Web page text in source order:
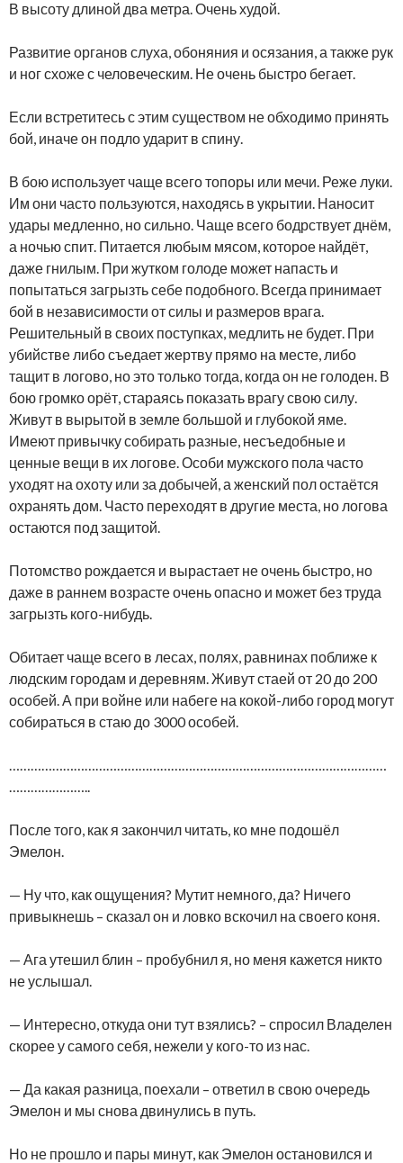
В высоту длиной два метра. Очень худой.
Развитие органов слуха, обоняния и осязания, а также рук
и ног схоже с человеческим. Не очень быстро бегает.
Если встретитесь с этим существом не обходимо принять
бой, иначе он подло ударит в спину.
В бою использует чаще всего топоры или мечи. Реже луки.
Им они часто пользуются, находясь в укрытии. Наносит
удары медленно, но сильно. Чаще всего бодрствует днём,
а ночью спит. Питается любым мясом, которое найдёт,
даже гнилым. При жутком голоде может напасть и
попытаться загрызть себе подобного. Всегда принимает
бой в независимости от силы и размеров врага.
Решительный в своих поступках, медлить не будет. При
убийстве либо съедает жертву прямо на месте, либо
тащит в логово, но это только тогда, когда он не голоден. В
бою громко орёт, стараясь показать врагу свою силу.
Живут в вырытой в земле большой и глубокой яме.
Имеют привычку собирать разные, несъедобные и
ценные вещи в их логове. Особи мужского пола часто
уходят на охоту или за добычей, а женский пол остаётся
охранять дом. Часто переходят в другие места, но логова
остаются под защитой.
Потомство рождается и вырастает не очень быстро, но
даже в раннем возрасте очень опасно и может без труда
загрызть кого-нибудь.
Обитает чаще всего в лесах, полях, равнинах поближе к
людским городам и деревням. Живут стаей от 20 до 200
особей. А при войне или набеге на кокой-либо город могут
собираться в стаю до 3000 особей.
……………………………………………………………………………………………
…………………..
После того, как я закончил читать, ко мне подошёл
Эмелон.
— Ну что, как ощущения? Мутит немного, да? Ничего
привыкнешь – сказал он и ловко вскочил на своего коня.
— Ага утешил блин – пробубнил я, но меня кажется никто
не услышал.
— Интересно, откуда они тут взялись? – спросил Владелен
скорее у самого себя, нежели у кого-то из нас.
— Да какая разница, поехали – ответил в свою очередь
Эмелон и мы снова двинулись в путь.
Но не прошло и пары минут, как Эмелон остановился и